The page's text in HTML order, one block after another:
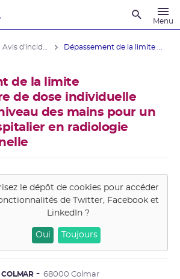
Menu
Dépassement de la limite ...
de la limite
de dose individuelle
des mains pour un
en radiologie
le dépôt de cookies pour accéder
deTwitter, Facebook et
LinkedIn ?
Oui Toujours
COLMAR 68000 Colmar